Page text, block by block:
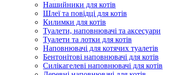
Нашийники для котів
Шлеї та повідці для котів
Килимки для котів
Туалети, наповнювачі та аксесуари
Туалети та лотки для котів
Наповнювачі для котячих туалетів
Бентонітові наповнювачі для котів
Силікагелеві наповнювачі для котів